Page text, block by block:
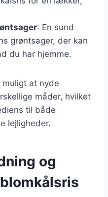
: En sund
grøntsager, der kan
du har hjemme.
muligt at nyde
måder, hvilket
til både
lejligheder.
og